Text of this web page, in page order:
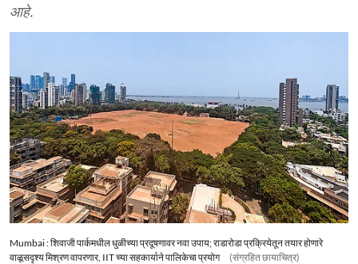
आहे.
Mumbai : शिवाजी पार्कमधील धुळीच्या प्रदूषणावर नवा उपाय; राडारोडा प्रक्रियेतून तयार होणारे
वाळूसदृश्य मिश्रण वापरणार, IIT च्या सहकार्याने पालिकेचा प्रयोग
(संग्रहित छायाचित्र)